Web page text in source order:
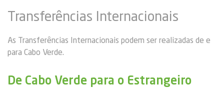
Transferências Internacionais
As Transferências Internacionais podem ser realizadas de e
para Cabo Verde.
De Cabo Verde para o Estrangeiro